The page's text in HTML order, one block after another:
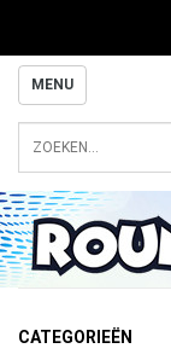
MENU
CATEGORIEËN